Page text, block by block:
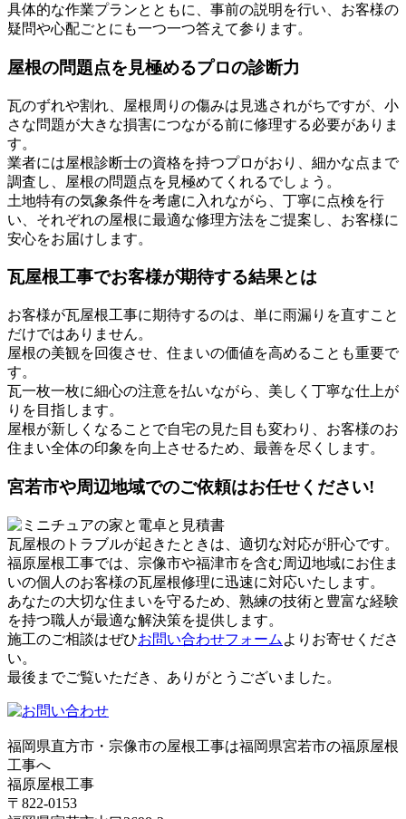
具体的な作業プランとともに、事前の説明を行い、お客様の
疑問や心配ごとにも一つ一つ答えて参ります。
屋根の問題点を見極めるプロの診断力
瓦のずれや割れ、屋根周りの傷みは見逃されがちですが、小
さな問題が大きな損害につながる前に修理する必要がありま
す。
業者には屋根診断士の資格を持つプロがおり、細かな点まで
調査し、屋根の問題点を見極めてくれるでしょう。
土地特有の気象条件を考慮に入れながら、丁寧に点検を行
い、それぞれの屋根に最適な修理方法をご提案し、お客様に
安心をお届けします。
瓦屋根工事でお客様が期待する結果とは
お客様が瓦屋根工事に期待するのは、単に雨漏りを直すこと
だけではありません。
屋根の美観を回復させ、住まいの価値を高めることも重要で
す。
瓦一枚一枚に細心の注意を払いながら、美しく丁寧な仕上が
りを目指します。
屋根が新しくなることで自宅の見た目も変わり、お客様のお
住まい全体の印象を向上させるため、最善を尽くします。
宮若市や周辺地域でのご依頼はお任せください!
瓦屋根のトラブルが起きたときは、適切な対応が肝心です。
福原屋根工事では、宗像市や福津市を含む周辺地域にお住ま
いの個人のお客様の瓦屋根修理に迅速に対応いたします。
あなたの大切な住まいを守るため、熟練の技術と豊富な経験
を持つ職人が最適な解決策を提供します。
施工のご相談はぜひお問い合わせフォーム よりお寄せくださ
い。
最後までご覧いただき、ありがとうございました。
福岡県直方市・宗像市の屋根工事は福岡県宮若市の福原屋根
工事へ
福原屋根工事
〒822-0153